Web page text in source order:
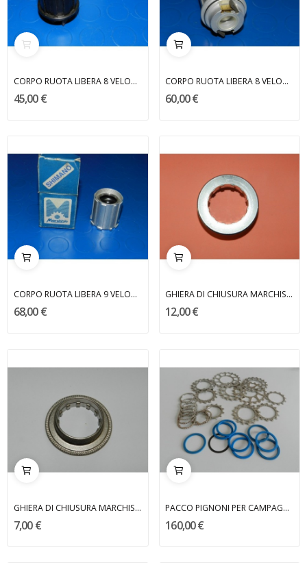
CORPO RUOTA LIBERA 8 VELOCITA' MARCHISIO
45,00 €
CORPO RUOTA LIBERA 8 VELOCITA' MARCHISIO
60,00 €
CORPO RUOTA LIBERA 9 VELOCITA' MARCHISIO
68,00 €
GHIERA DI CHIUSURA MARCHISIO x CAMPAGNOLO
12,00 €
GHIERA DI CHIUSURA MARCHISIO x CAMPAGNOLO
7,00 €
PACCO PIGNONI PER CAMPAGNOLO 10 VELOCITA' 12-23...
160,00 €